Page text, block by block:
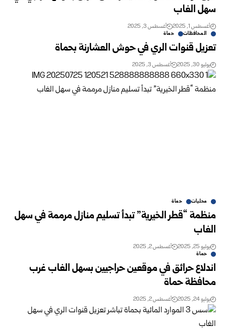
سهل الغاب
أغسطس 1, 2025 أغسطس 3, 2025
المحافظات حماة
تعزيل قنوات الري في حوش العشارنة بحماة
يوليو 30, 2025 أغسطس 3, 2025
محليات حماة
منظمة “قطر الخيرية” تبدأ تسليم منازل مرممة في سهل
الغاب
يوليو 25, 2025 أغسطس 2, 2025
حماة
اندلاع حرائق في موقعين حراجيين بسهل الغاب غرب
محافظة حماة
يوليو 24, 2025 أغسطس 2, 2025